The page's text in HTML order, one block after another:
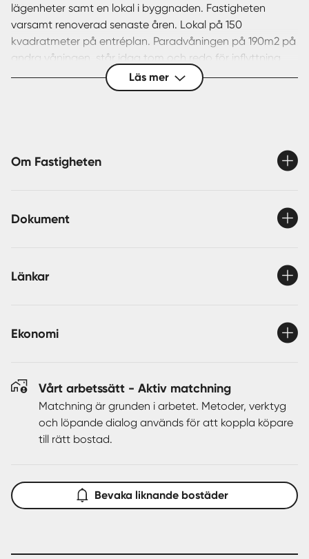
lägenheter samt en lokal i byggnaden. Fastigheten
varsamt renoverad senaste åren. Lokal på 150
kvadratmeter på entréplan. Paradvåningen på 190m2 på
andra våningen, står idag tom och redo för inflyttning
eller uthyrning . Fin lägenhet om tre rum och kök på
tredje våningen. Källare under hela huset samt gårdshus i
Läs mer
Om Fastigheten
Dokument
Länkar
Ekonomi
Vårt arbetssätt - Aktiv matchning
Matchning är grunden i arbetet. Metoder, verktyg
och löpande dialog används för att koppla köpare
till rätt bostad.
Bevaka liknande bostäder